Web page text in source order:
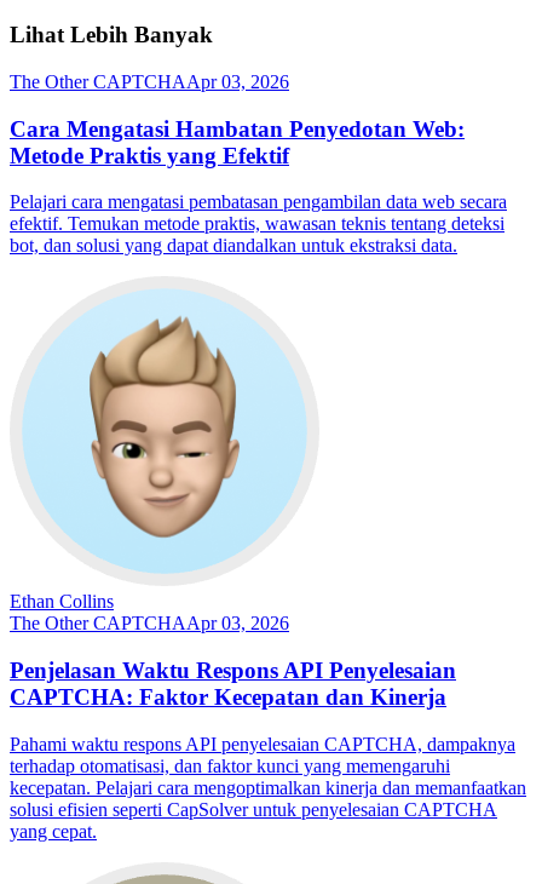
Lihat Lebih Banyak
The Other CAPTCHAApr 03, 2026
Cara Mengatasi Hambatan Penyedotan Web:
Metode Praktis yang Efektif
Pelajari cara mengatasi pembatasan pengambilan data web secara
efektif. Temukan metode praktis, wawasan teknis tentang deteksi
bot, dan solusi yang dapat diandalkan untuk ekstraksi data.
Ethan Collins
The Other CAPTCHAApr 03, 2026
Penjelasan Waktu Respons API Penyelesaian
CAPTCHA: Faktor Kecepatan dan Kinerja
Pahami waktu respons API penyelesaian CAPTCHA, dampaknya
terhadap otomatisasi, dan faktor kunci yang memengaruhi
kecepatan. Pelajari cara mengoptimalkan kinerja dan memanfaatkan
solusi efisien seperti CapSolver untuk penyelesaian CAPTCHA
yang cepat.